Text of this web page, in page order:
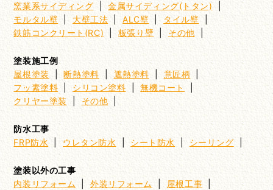
窯業系サイディング|金属サイディング(トタン)|
モルタル壁
大壁工法 |ALC壁 タイル壁
鉄筋コンクリート(RC)
板張り壁 その他
塗装施工例
屋根塗装 |断熱塗料 遮熱塗料 意匠柄
フッ素塗料
シリコン塗料 |無機コート
クリヤー塗装
その他
防水工事
FRP防水
ウレタン防水 シート防水 シーリング|
塗装以外の工事
内装リフォーム |外装リフォーム 屋根工事 |